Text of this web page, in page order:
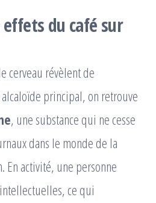
du café sur
cerveau révèlent de
alcaloïde principal, on retrouve
, une substance qui ne cesse
dans le monde de la
En activité, une personne
ce qui